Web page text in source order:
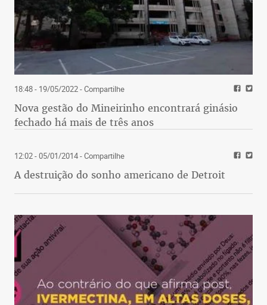
18:48 - 19/05/2022- Compartilhe
Nova gestão do Mineirinho encontrará ginásio
fechado há mais de três anos
12:02 - 05/01/2014- Compartilhe
A destruição do sonho americano de Detroit